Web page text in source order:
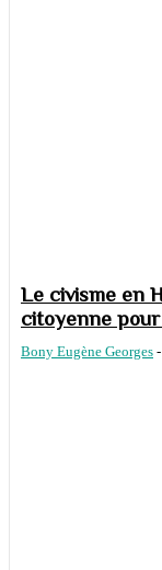
Le civisme en
citoyenne
Bony Eugène Georges -